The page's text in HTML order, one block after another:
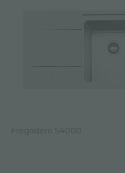
Fregadero S4000